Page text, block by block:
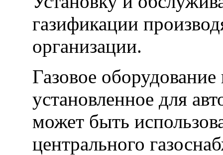
газификации
организации.
Газовое
установленное для
может быть
центрального